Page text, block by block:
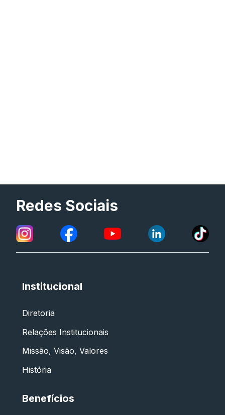
Redes Sociais
Institucional
Diretoria
Relações Institucionais
Missão, Visão, Valores
História
Benefícios